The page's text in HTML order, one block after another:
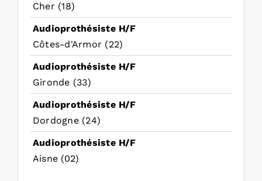
Cher (18)
Audioprothésiste H/F
Côtes-d'Armor (22)
Audioprothésiste H/F
Gironde (33)
Audioprothésiste H/F
Dordogne (24)
Audioprothésiste H/F
Aisne (02)